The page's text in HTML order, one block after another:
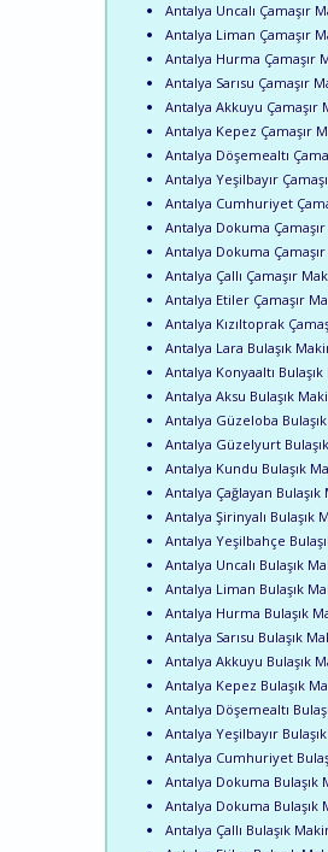
Antalya Uncalı Çamaşır
Antalya Liman Çamaşır
Antalya Hurma Çamaşır
Antalya Sarısu Çamaşır
Antalya Akkuyu Çamaşır
Antalya Kepez Çamaşır
Antalya Döşemealtı
Antalya Yeşilbayır
Antalya Cumhuriyet
Antalya Dokuma
Antalya Dokuma
Antalya Çallı Çamaşır
Antalya Etiler Çamaşır
Antalya Kızıltoprak
Antalya Lara Bulaşık
Antalya Konyaaltı
Antalya Aksu Bulaşık
Antalya Güzeloba
Antalya Güzelyurt
Antalya Kundu Bulaşık
Antalya Çağlayan
Antalya Şirinyalı Bulaşık
Antalya Yeşilbahçe
Antalya Uncalı Bulaşık
Antalya Liman Bulaşık
Antalya Hurma Bulaşık
Antalya Sarısu Bulaşık
Antalya Akkuyu Bulaşık
Antalya Kepez Bulaşık
Antalya Döşemealtı
Antalya Yeşilbayır
Antalya Cumhuriyet
Antalya Dokuma Bulaşık
Antalya Dokuma Bulaşık
Antalya Çallı Bulaşık